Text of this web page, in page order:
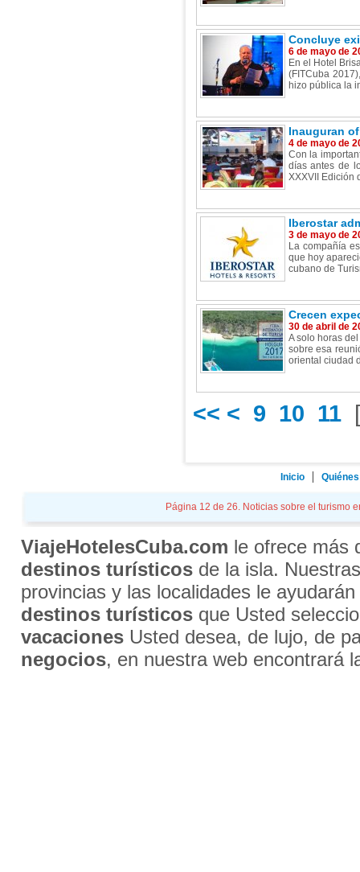
Concluye
6 de mayo de
En el Hotel
(FITCuba
hizo pública la
Inauguran
4 de mayo de
Con la
días antes de
XXXVII Edición
Iberostar
3 de mayo de
La compañía
que hoy
cubano de
Crecen
30 de abril de
A solo horas
sobre esa
oriental ciudad
<< < 9 10 11
Inicio
Página 12 de 26. Noticias sobre el turismo
ViajeHotelesCuba.com le ofrece más
destinos turísticosde la isla.
provincias y las localidades le
destinos turísticosque Usted
vacacionesUsted desea, de lujo, de
negocios, en nuestra web encontrará